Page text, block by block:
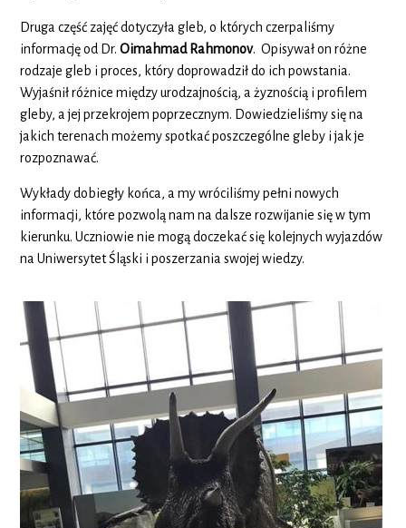
Druga część zajęć dotyczyła gleb, o których czerpaliśmy
informację od Dr.Oimahmad Rahmonov. Opisywał on różne
rodzaje gleb i proces, który doprowadził do ich powstania.
Wyjaśnił różnice między urodzajnością, a żyznością i profilem
gleby, a jej przekrojem poprzecznym. Dowiedzieliśmy się na
jakich terenach możemy spotkać poszczególne gleby i jak je
rozpoznawać.
Wykłady dobiegły końca, a my wróciliśmy pełni nowych
informacji, które pozwolą nam na dalsze rozwijanie się w tym
kierunku. Uczniowie nie mogą doczekać się kolejnych wyjazdów
na Uniwersytet Śląski i poszerzania swojej wiedzy.